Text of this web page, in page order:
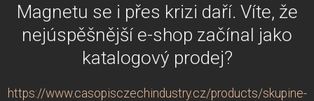
Magnetu se i přes krizi daří. Víte, že
nejúspěšnější e-shop začínal jako
katalogový prodej?
https://www.casopisczechindustry.cz/products/skupine-